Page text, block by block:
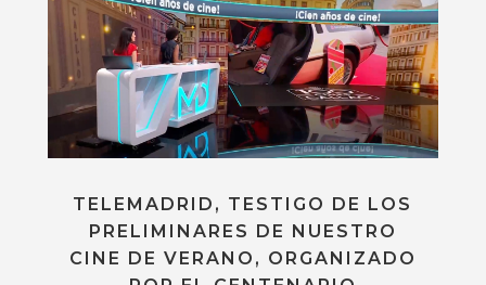
TELEMADRID, TESTIGO DE LOS
PRELIMINARES DE NUESTRO
CINE DE VERANO, ORGANIZADO